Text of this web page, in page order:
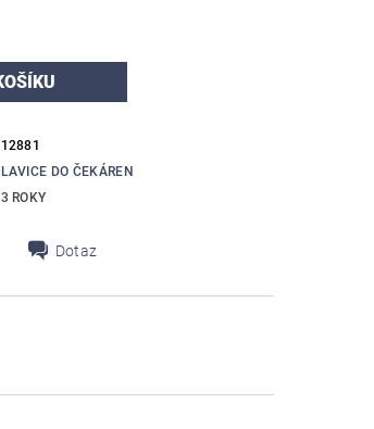
12881
LAVICE DO ČEKÁREN
3 ROKY
Dotaz